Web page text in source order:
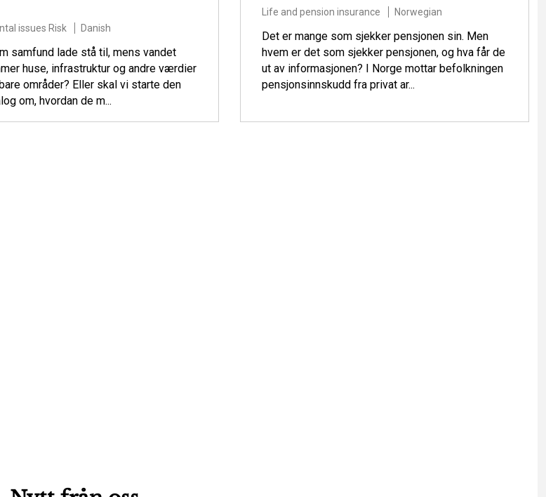
issues Risk Danish
samfund lade stå til, mens vandet
huse, infrastruktur og andre værdier
områder? Eller skal vi starte den
om, hvordan de m...
Life and pension insurance Norwegian
Det er mange som sjekker pensjonen sin. Men
hvem er det som sjekker pensjonen, og hva får de
ut av informasjonen? I Norge mottar befolkningen
pensjonsinnskudd fra privat ar...